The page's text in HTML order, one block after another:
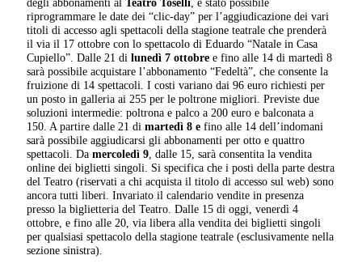
degli abbonamenti alTeatro Toselli, è stato possibile
riprogrammare le date dei “clic-day” per l’aggiudicazione dei vari
titoli di accesso agli spettacoli della stagione teatrale che prenderà
il via il 17 ottobre con lo spettacolo di Eduardo “Natale in Casa
Cupiello”. Dalle 21 dilunedì 7 ottobre e fino alle 14 di martedì 8
sarà possibile acquistare l’abbonamento “Fedeltà”, che consente la
fruizione di 14 spettacoli. I costi variano dai 96 euro richiesti per
un posto in galleria ai 255 per le poltrone migliori. Previste due
soluzioni intermedie: poltrona e palco a 200 euro e balconata a
150. A partire dalle 21 dimartedì 8 e fino alle 14 dell’indomani
sarà possibile aggiudicarsi gli abbonamenti per otto e quattro
spettacoli. Damercoledì 9, dalle 15, sarà consentita la vendita
online dei biglietti singoli. Si specifica che i posti della parte destra
del Teatro (riservati a chi acquista il titolo di accesso sul web) sono
ancora tutti liberi. Invariato il calendario vendite in presenza
presso la biglietteria del Teatro. Dalle 15 di oggi, venerdì 4
ottobre, e fino alle 20, via libera alla vendita dei biglietti singoli
per qualsiasi spettacolo della stagione teatrale (esclusivamente nella
sezione sinistra).